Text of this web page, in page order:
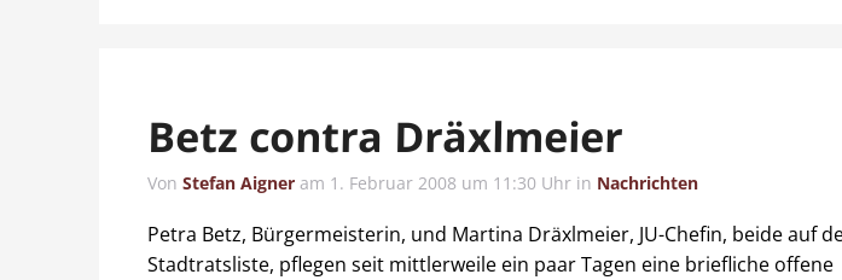
Betz contra Dräxlmeier
Von Stefan Aigner am 1. Februar 2008 um 11:30 Uhr in Nachrichten
Petra Betz, Bürgermeisterin, und Martina Dräxlmeier, JU-Chefin, beide auf
Stadtratsliste, pflegen seit mittlerweile ein paar Tagen eine briefliche offene